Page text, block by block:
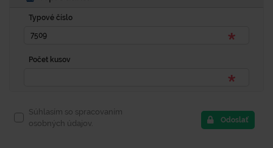
Typové číslo
Počet kusov
Súhlasím so spracovaním
osobných údajov.
Odoslať